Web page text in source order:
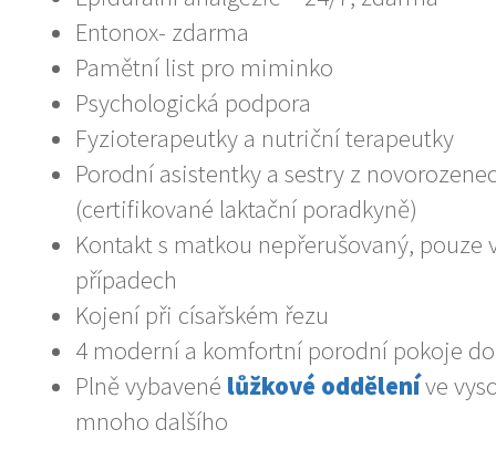
Entonox- zdarma
Pamětní list pro miminko
Psychologická podpora
Fyzioterapeutky a nutriční terapeutky
Porodní asistentky a sestry z
(certifikované laktační poradkyně)
Kontakt s matkou nepřerušovaný, pouze
případech
Kojení při císařském řezu
4 moderní a komfortní porodní pokoje
Plně vybavené lůžkové odděleníve
mnoho dalšího